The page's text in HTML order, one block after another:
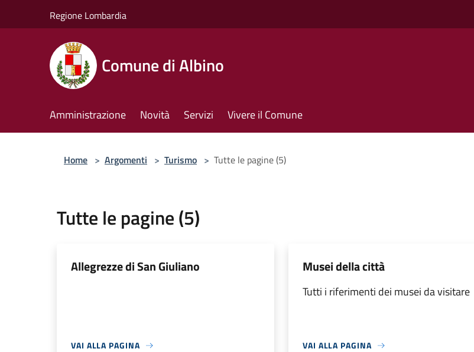
Regione Lombardia
Comune di Albino
Amministrazione Novità Servizi Vivere il Comune
Home > Argomenti > Turismo > Tutte le pagine (5)
Tutte le pagine (5)
Allegrezze di San Giuliano
VAI ALLA PAGINA
Musei della città
Tutti i riferimenti dei musei da visitare
VAI ALLA PAGINA